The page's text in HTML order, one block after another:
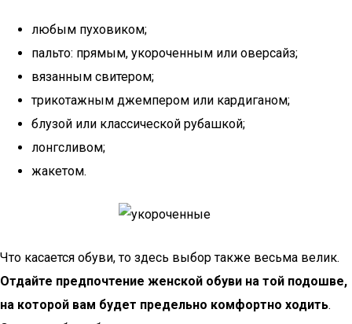
любым пуховиком;
пальто: прямым, укороченным или оверсайз;
вязанным свитером;
трикотажным джемпером или кардиганом;
блузой или классической рубашкой;
лонгсливом;
жакетом.
Что касается обуви, то здесь выбор также весьма велик.
Отдайте предпочтение женской обуви на той подошве,
на которой вам будет предельно комфортно ходить.